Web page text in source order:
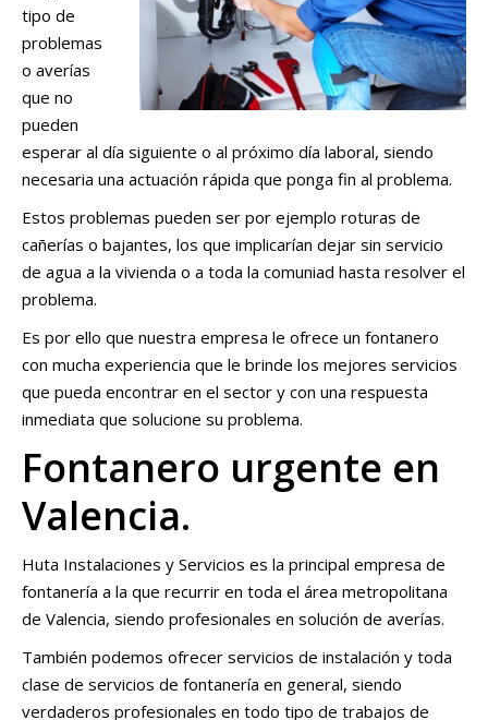
tipo de
problemas
o averías
que no
pueden
esperar al día siguiente o al próximo día laboral, siendo
necesaria una actuación rápida que ponga fin al problema.
Estos problemas pueden ser por ejemplo roturas de
cañerías o bajantes, los que implicarían dejar sin servicio
de agua a la vivienda o a toda la comuniad hasta resolver el
problema.
Es por ello que nuestra empresa le ofrece un fontanero
con mucha experiencia que le brinde los mejores servicios
que pueda encontrar en el sector y con una respuesta
inmediata que solucione su problema.
Fontanero urgente en
Valencia.
Huta Instalaciones y Servicios es la principal empresa de
fontanería a la que recurrir en toda el área metropolitana
de Valencia, siendo profesionales en solución de averías.
También podemos ofrecer servicios de instalación y toda
clase de servicios de fontanería en general, siendo
verdaderos profesionales en todo tipo de trabajos de